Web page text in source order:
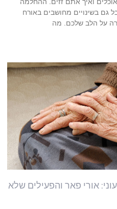
גם בשינויים מחושבים באורח
על הלב שלכם. מה
בעוני: אורי פאר והפעילים שלא